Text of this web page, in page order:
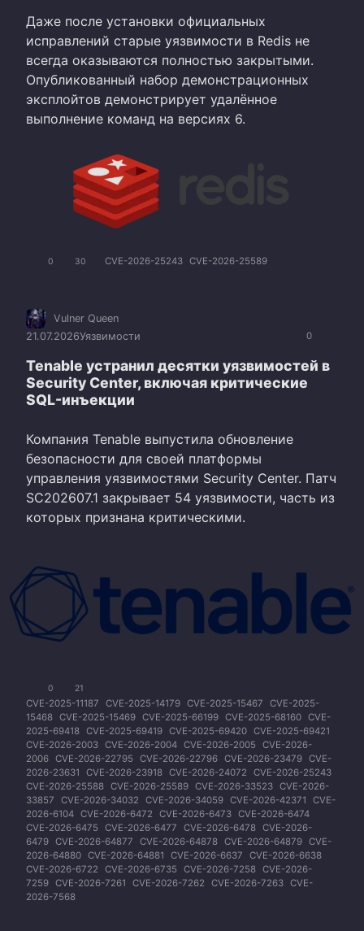
Даже после установки официальных
исправлений старые уязвимости в Redis не
всегда оказываются полностью закрытыми.
Опубликованный набор демонстрационных
эксплойтов демонстрирует удалённое
выполнение команд на версиях 6.
0 30 CVE-2026-25243 CVE-2026-25589
0
Vulner Queen
21.07.2026Уязвимости
Tenable устранил десятки уязвимостей в
Security Center, включая критические
SQL-инъекции
Компания Tenable выпустила обновление
безопасности для своей платформы
управления уязвимостями Security Center. Патч
SC202607.1 закрывает 54 уязвимости, часть из
которых признана критическими.
0 21
CVE-2025-11187 CVE-2025-14179 CVE-2025-15467
CVE-2025-
15468 CVE-2025-15469 CVE-2025-66199 CVE-2025-68160 CVE-
2025-69418 CVE-2025-69419 CVE-2025-69420 CVE-2025-69421
CVE-2026-2003 CVE-2026-2004 CVE-2026-2005
CVE-2026-
2006 CVE-2026-22795 CVE-2026-22796 CVE-2026-23479 CVE-
2026-23631
CVE-2026-23918 CVE-2026-24072
CVE-2026-25243
CVE-2026-25588 CVE-2026-25589 CVE-2026-33523 CVE-2026-
33857
CVE-2026-34032 CVE-2026-34059 CVE-2026-42371
CVE-
2026-6104 CVE-2026-6472 CVE-2026-6473 CVE-2026-6474
CVE-2026-6475
CVE-2026-6477 CVE-2026-6478 CVE-2026-
6479 CVE-2026-64877 CVE-2026-64878 CVE-2026-64879 CVE-
2026-64880 CVE-2026-64881 CVE-2026-6637
CVE-2026-6638
CVE-2026-6722
CVE-2026-6735 CVE-2026-7258 CVE-2026-
7259 CVE-2026-7261 CVE-2026-7262 CVE-2026-7263 CVE-
2026-7568